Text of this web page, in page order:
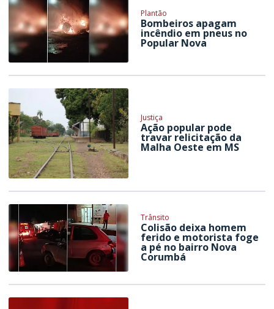
Plantão
Bombeiros apagam
incêndio em pneus no
Popular Nova
Justiça
Ação popular pode
travar relicitação da
Malha Oeste em MS
Trânsito
Colisão deixa homem
ferido e motorista foge
a pé no bairro Nova
Corumbá